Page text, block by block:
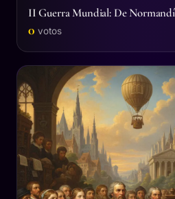
II Guerra Mundial: De
0 votos